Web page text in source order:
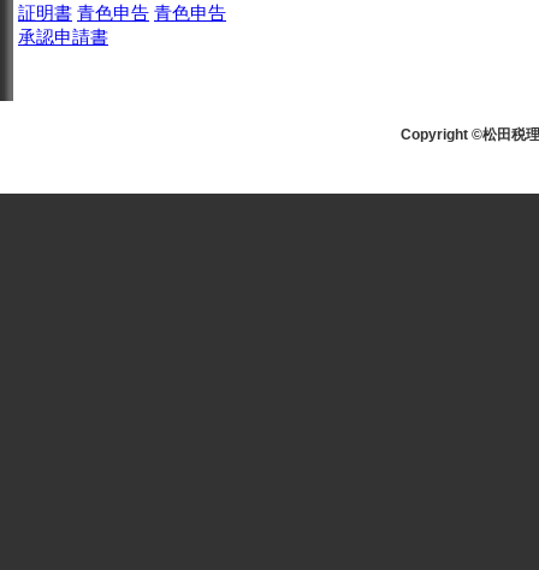
証明書 青色申告 青色申告
承認申請書
Copyright ©松田税